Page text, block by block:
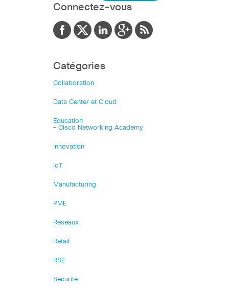
Connectez-vous
Catégories
Collaboration
Data Center et Cloud
Education
– Cisco Networking Academy
Innovation
IoT
Manufacturing
PME
Réseaux
Retail
RSE
Sécurité